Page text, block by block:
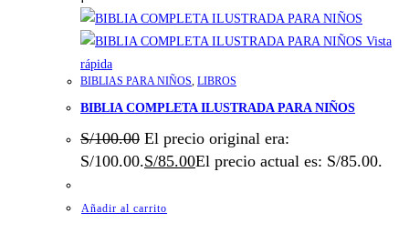
Vista
rápida
BIBLIAS PARA NIÑOS LIBROS
BIBLIA COMPLETA ILUSTRADA PARA NIÑOS
S/100.00 El precio original era:
S/100.00.S/85.00El precio actual es: S/85.00.
Añadir al carrito